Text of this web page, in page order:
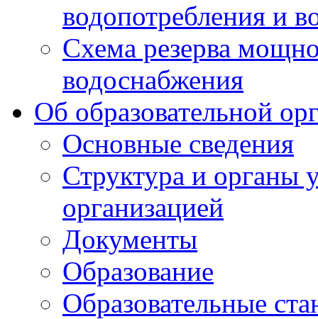
водопотребления и
Схема резерва
водоснабжения
Об образовательной
Основные сведения
Структура и органы
организацией
Документы
Образование
Образовательные